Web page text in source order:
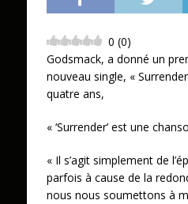
0 (0)
Godsmack, a donné un
nouveau single, «
quatre ans,
« ‘Surrender’ est une
« Il s’agit simplement de
parfois à cause de la
nous nous soumettons à